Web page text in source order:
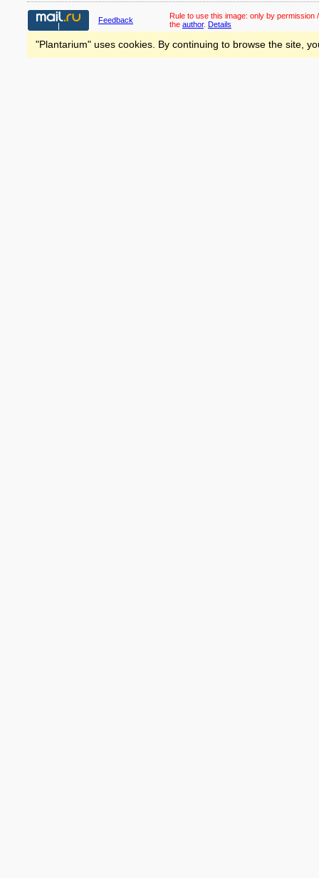
Feedback Rule to use this image: only by permission
the author. Details
"Plantarium" uses cookies. By continuing to browse the site,